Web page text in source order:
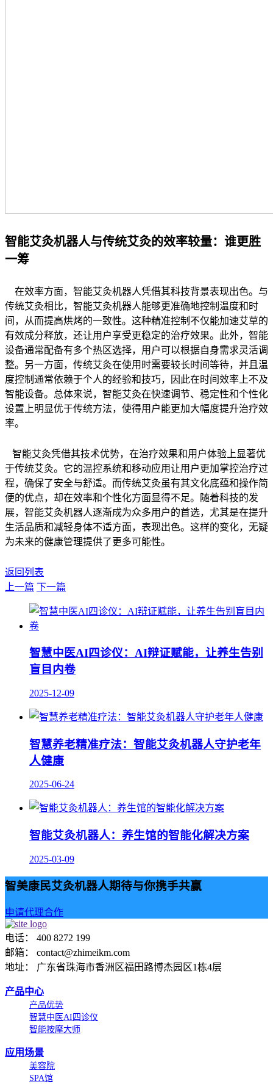
智能艾灸机器人与传统艾灸的效率较量：谁更胜
一筹
在效率方面，智能艾灸机器人凭借其科技背景表现出色。与
传统艾灸相比，智能艾灸机器人能够更准确地控制温度和时
间，从而提高烘烤的一致性。这种精准控制不仅能加速艾草的
有效成分释放，还让用户享受更稳定的治疗效果。此外，智能
设备通常配备有多个热区选择，用户可以根据自身需求灵活调
整。另一方面，传统艾灸在使用时需要较长时间等待，并且温
度控制通常依赖于个人的经验和技巧，因此在时间效率上不及
智能设备。总体来说，智能艾灸在快速调节、稳定性和个性化
设置上明显优于传统方法，使得用户能更加大幅度提升治疗效
率。
智能艾灸凭借其技术优势，在治疗效果和用户体验上显著优
于传统艾灸。它的温控系统和移动应用让用户更加掌控治疗过
程，确保了安全与舒适。而传统艾灸虽有其文化底蕴和操作简
便的优点，却在效率和个性化方面显得不足。随着科技的发
展，智能艾灸机器人逐渐成为众多用户的首选，尤其是在提升
生活品质和减轻身体不适方面，表现出色。这样的变化，无疑
为未来的健康管理提供了更多可能性。
返回列表
上一篇 下一篇
智慧中医AI四诊仪：AI辩证赋能，让养生告别
盲目内卷
2025-12-09
智慧养老精准疗法：智能艾灸机器人守护老年
人健康
2025-06-24
智能艾灸机器人：养生馆的智能化解决方案
2025-03-09
智美康民艾灸机器人期待与你携手共赢
申请代理合作
电话： 400 8272 199
邮箱： contact@zhimeikm.com
地址： 广东省珠海市香洲区福田路博杰园区1栋4层
产品中心
产品优势
智慧中医AI四诊仪
智能按摩大师
应用场景
美容院
SPA馆